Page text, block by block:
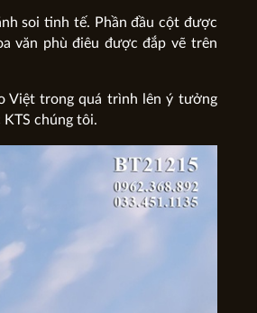
soi tinh tế. Phần đầu cột được
văn phù điêu được đắp vẽ trên
Việt trong quá trình lên ý tưởng
chúng tôi.